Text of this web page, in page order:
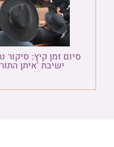
סיום זמן קיץ: סיקור
ישיבת 'איתן